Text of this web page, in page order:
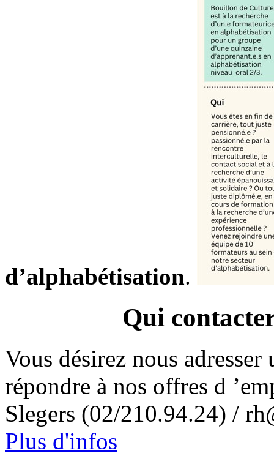
d’alphabétisation.
Qui
Vous désirez nous
répondre à nos offres d
Slegers (02/210.94.24) /
Plus d'infos